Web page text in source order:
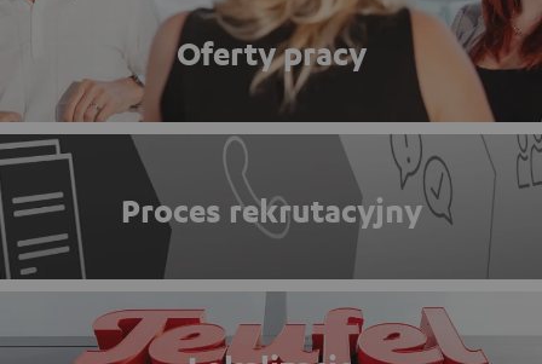
Oferty pracy
Proces rekrutacyjny